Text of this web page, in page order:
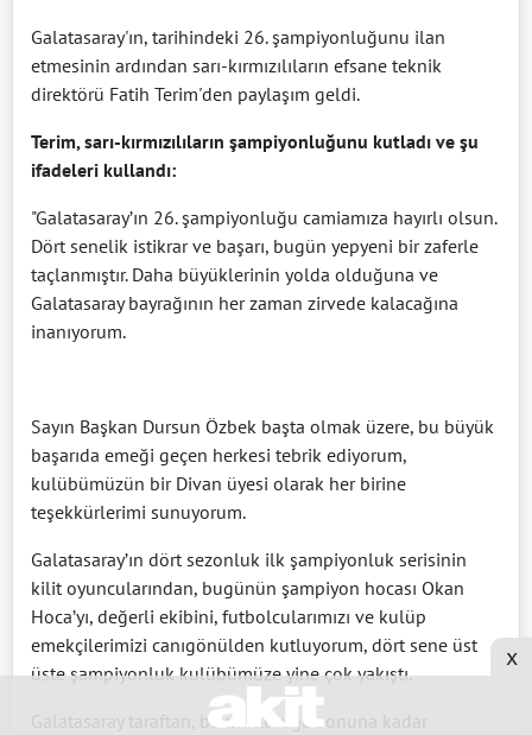
Galatasaray'ın, tarihindeki 26. şampiyonluğunu ilan
etmesinin ardından sarı-kırmızılıların efsane teknik
direktörü Fatih Terim'den paylaşım geldi.
Terim, sarı-kırmızılıların şampiyonluğunu kutladı ve şu
ifadeleri kullandı:
"Galatasaray’ın 26. şampiyonluğu camiamıza hayırlı olsun.
Dört senelik istikrar ve başarı, bugün yepyeni bir zaferle
taçlanmıştır. Daha büyüklerinin yolda olduğuna ve
Galatasaray bayrağının her zaman zirvede kalacağına
inanıyorum.
Sayın Başkan Dursun Özbek başta olmak üzere, bu büyük
başarıda emeği geçen herkesi tebrik ediyorum,
kulübümüzün bir Divan üyesi olarak her birine
teşekkürlerimi sunuyorum.
Galatasaray’ın dört sezonluk ilk şampiyonluk serisinin
kilit oyuncularından, bugünün şampiyon hocası Okan
Hoca’yı, değerli ekibini, futbolcularımızı ve kulüp
emekçilerimizi canıgönülden kutluyorum, dört sene üst
üste şampiyonluk kulübümüze yine çok yakıştı.
Galatasaray taraftarı, bu mutluluğu sonuna kadar
x